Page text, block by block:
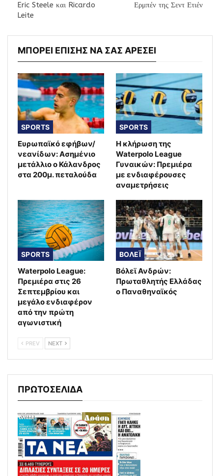
Eric Steele και Ricardo
Leite
Ερμπέν της Σεντ Ετιέν
ΜΠΟΡΕΙ ΕΠΙΣΗΣ ΝΑ ΣΑΣ ΑΡΕΣΕΙ
SPORTS
Ευρωπαϊκό εφήβων/
νεανίδων: Ασημένιο
μετάλλιο ο Κάλανδρος
στα 200μ. πεταλούδα
SPORTS
Η κλήρωση της
Waterpolo League
Γυναικών: Πρεμιέρα
με ενδιαφέρουσες
αναμετρήσεις
SPORTS
Waterpolo League:
Πρεμιέρα στις 26
Σεπτεμβρίου και
μεγάλο ενδιαφέρον
από την πρώτη
αγωνιστική
ΒΟΛΕΪ
Βόλεϊ Ανδρών:
Πρωταθλητής Ελλάδας
ο Παναθηναϊκός
PREV NEXT
ΠΡΩΤΟΣΕΛΙΔΑ